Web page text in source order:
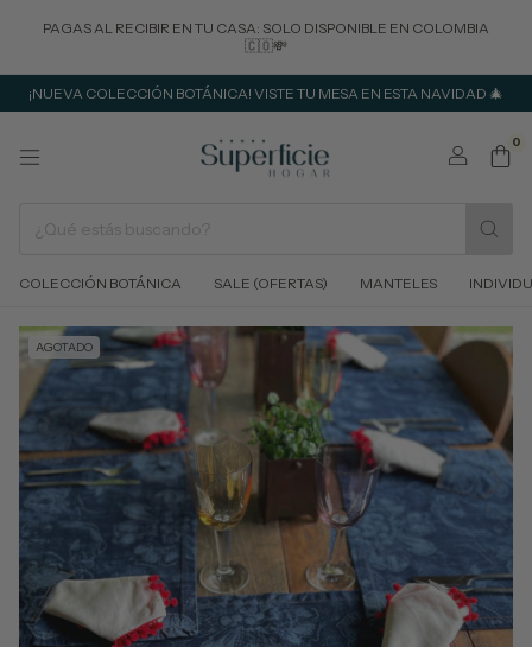
PAGAS AL RECIBIR EN TU CASA: SOLO DISPONIBLE EN COLOMBIA
🇨🇴💸
¡NUEVA COLECCIÓN BOTÁNICA! VISTE TU MESA EN ESTA NAVIDAD 🎄
0
COLECCIÓN BOTÁNICA SALE (OFERTAS) MANTELES
AGOTADO